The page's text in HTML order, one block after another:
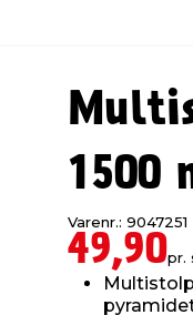
1500
Varenr.: 9047251
49,90pr.